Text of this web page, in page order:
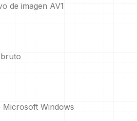
de imagen AV1
Microsoft Windows